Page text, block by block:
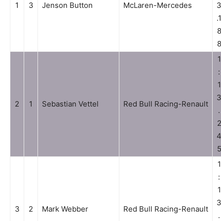
1 3 Jenson Button McLaren-Mercedes
3
.1
8
8
2 1 Sebastian Vettel Red Bull Racing-Renault
1
:
1
3
.
2
4
5
3 2 Mark Webber Red Bull Racing-Renault
1
:
1
3
.